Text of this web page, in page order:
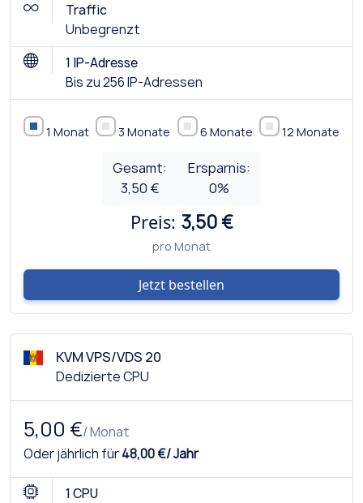
Traffic
Unbegrenzt
1 IP-Adresse
Bis zu 256 IP-Adressen
1 Monat 3 Monate 6 Monate 12 Monate
Gesamt:
3,50 €
Ersparnis:
0%
Preis: 3,50 €
pro Monat
Jetzt bestellen
KVM VPS/VDS 20
Dedizierte CPU
5,00 €/ Monat
Oder jährlich für48,00 €/ Jahr
1 CPU